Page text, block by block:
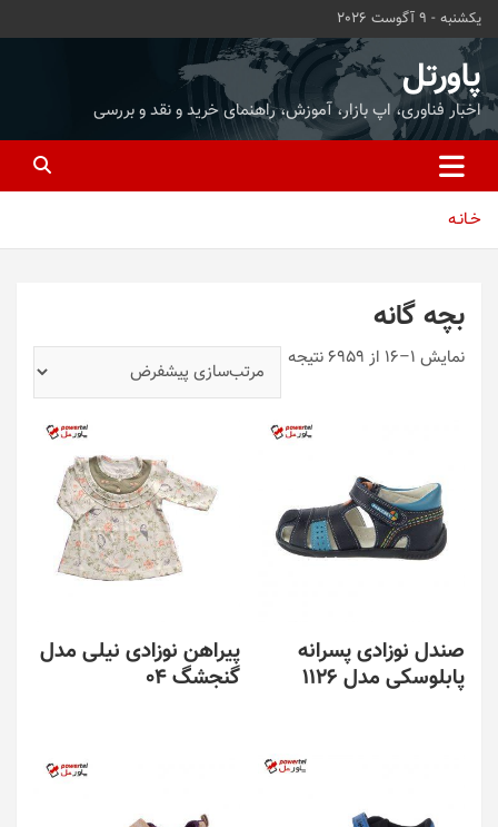
محتوا
بروید
یکشنبه - 9 آگوست 2026
پاورتل
اخبار فناوری، اپ بازار، آموزش، راهنمای خرید و نقد و بررسی
خـانـه
بچه گانه
نمایش 1–16 از 6959 نتیجه
صندل نوزادی پسرانه
پابلوسکی مدل 1126
پیراهن نوزادی نیلی مدل
گنجشگ 04